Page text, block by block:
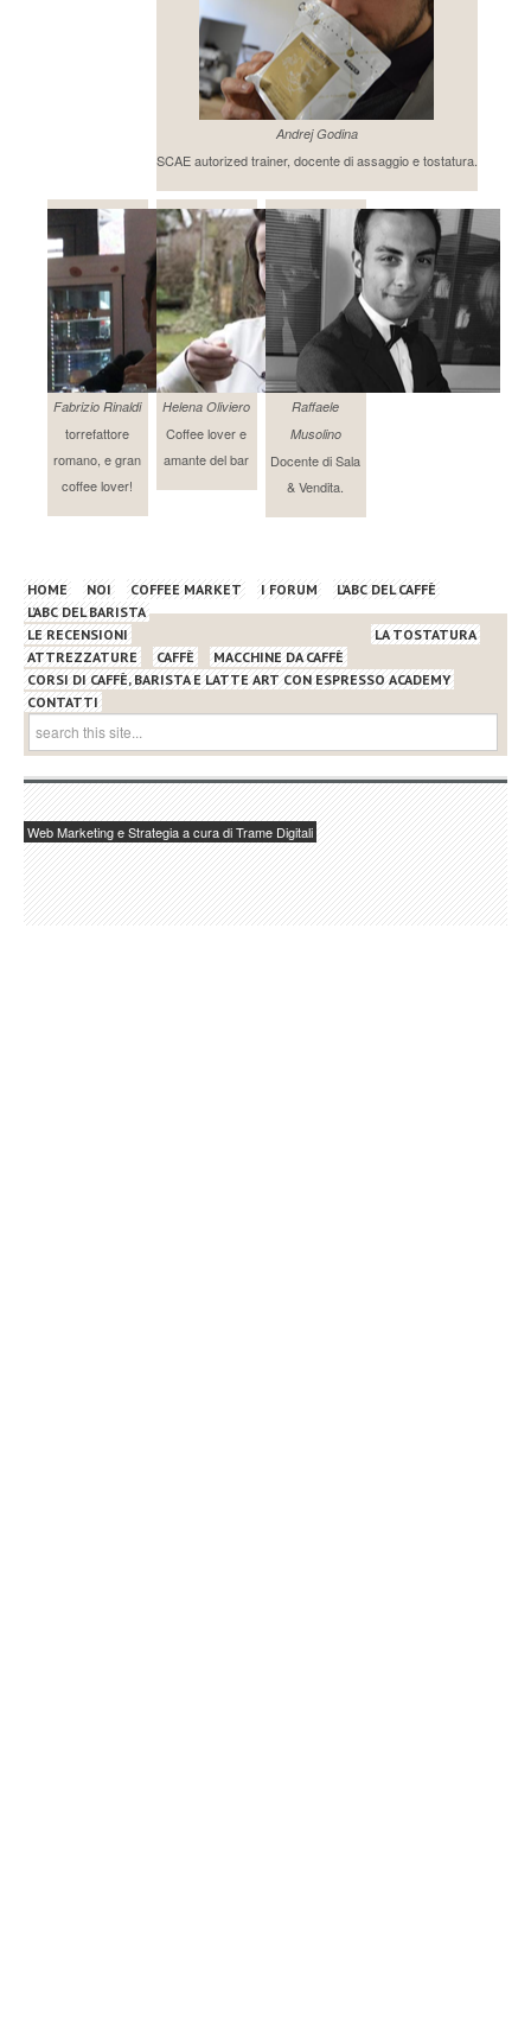
Andrej Godina
SCAE autorized trainer, docente di assaggio e tostatura.
Fabrizio Rinaldi
torrefattore
romano, e gran
coffee lover!
Helena Oliviero
Coffee lover e
amante del bar
Raffaele
Musolino
Docente di Sala
& Vendita.
HOME NOI COFFEE MARKET I FORUM
L’ABC DEL CAFFÈ
L’ABC DEL BARISTA
LE RECENSIONI
ATTREZZATURE
CAFFÈ MACCHINE DA CAFFÈ
LA TOSTATURA
CORSI DI CAFFÈ, BARISTA E LATTE ART CON ESPRESSO ACADEMY
CONTATTI
Web Marketing e Strategia a cura di Trame Digitali